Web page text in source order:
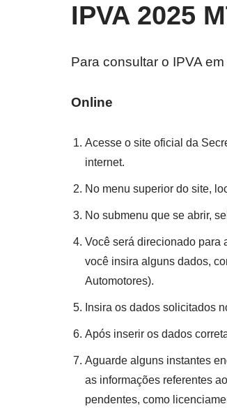
IPVA 2025
Para consultar o IPVA
Online
Acesse o site oficial da
internet.
No menu superior do site,
No submenu que se abrir,
Você será direcionado para
você insira alguns dados,
Automotores).
Insira os dados solicitados
Após inserir os dados
Aguarde alguns instantes
as informações referentes
pendentes, como